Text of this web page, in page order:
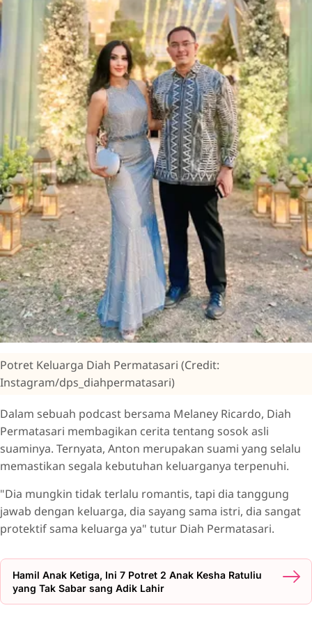
Potret Keluarga Diah Permatasari (Credit:
Instagram/dps_diahpermatasari)
Dalam sebuah podcast bersama Melaney Ricardo, Diah
Permatasari membagikan cerita tentang sosok asli
suaminya. Ternyata, Anton merupakan suami yang selalu
memastikan segala kebutuhan keluarganya terpenuhi.
"Dia mungkin tidak terlalu romantis, tapi dia tanggung
jawab dengan keluarga, dia sayang sama istri, dia sangat
protektif sama keluarga ya" tutur Diah Permatasari.
Hamil Anak Ketiga, Ini 7 Potret 2 Anak Kesha Ratuliu
yang Tak Sabar sang Adik Lahir